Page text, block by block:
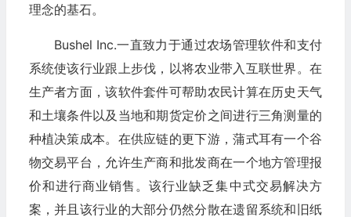
理念的基石。
Bushel Inc.一直致力于通过农场管理软件和支付
系统使该行业跟上步伐，以将农业带入互联世界。在
生产者方面，该软件套件可帮助农民计算在历史天气
和土壤条件以及当地和期货定价之间进行三角测量的
种植决策成本。在供应链的更下游，蒲式耳有一个谷
物交易平台，允许生产商和批发商在一个地方管理报
价和进行商业销售。该行业缺乏集中式交易解决方
案，并且该行业的大部分仍然分散在遗留系统和旧纸